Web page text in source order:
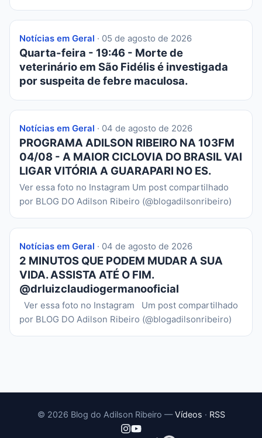
Notícias em Geral · 05 de agosto de 2026
Quarta-feira - 19:46 - Morte de
veterinário em São Fidélis é investigada
por suspeita de febre maculosa.
Notícias em Geral · 04 de agosto de 2026
PROGRAMA ADILSON RIBEIRO NA 103FM
04/08 - A MAIOR CICLOVIA DO BRASIL VAI
LIGAR VITÓRIA A GUARAPARI NO ES.
Ver essa foto no Instagram Um post compartilhado
por BLOG DO Adilson Ribeiro (@blogadilsonribeiro)
Notícias em Geral · 04 de agosto de 2026
2 MINUTOS QUE PODEM MUDAR A SUA
VIDA. ASSISTA ATÉ O FIM.
@drluizclaudiogermanooficial
Ver essa foto no Instagram Um post compartilhado
por BLOG DO Adilson Ribeiro (@blogadilsonribeiro)
© 2026 Blog do Adilson Ribeiro —Vídeos · RSS